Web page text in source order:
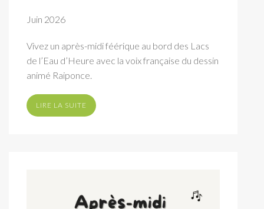
Juin 2026
Vivez un après-midi féérique au bord des Lacs
de l’Eau d’Heure avec la voix française du dessin
animé Raiponce.
LIRE LA SUITE